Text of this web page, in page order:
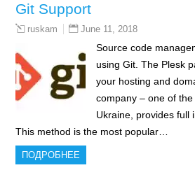
Git Support
ruskam June 11, 2018
Source code
using Git. The Plesk
your hosting and
company – one of
Ukraine, provides full
This method is the most popular…
ПОДРОБНЕЕ